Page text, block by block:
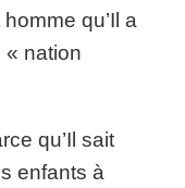
qu’Il a
« nation
qu’Il sait
enfants à